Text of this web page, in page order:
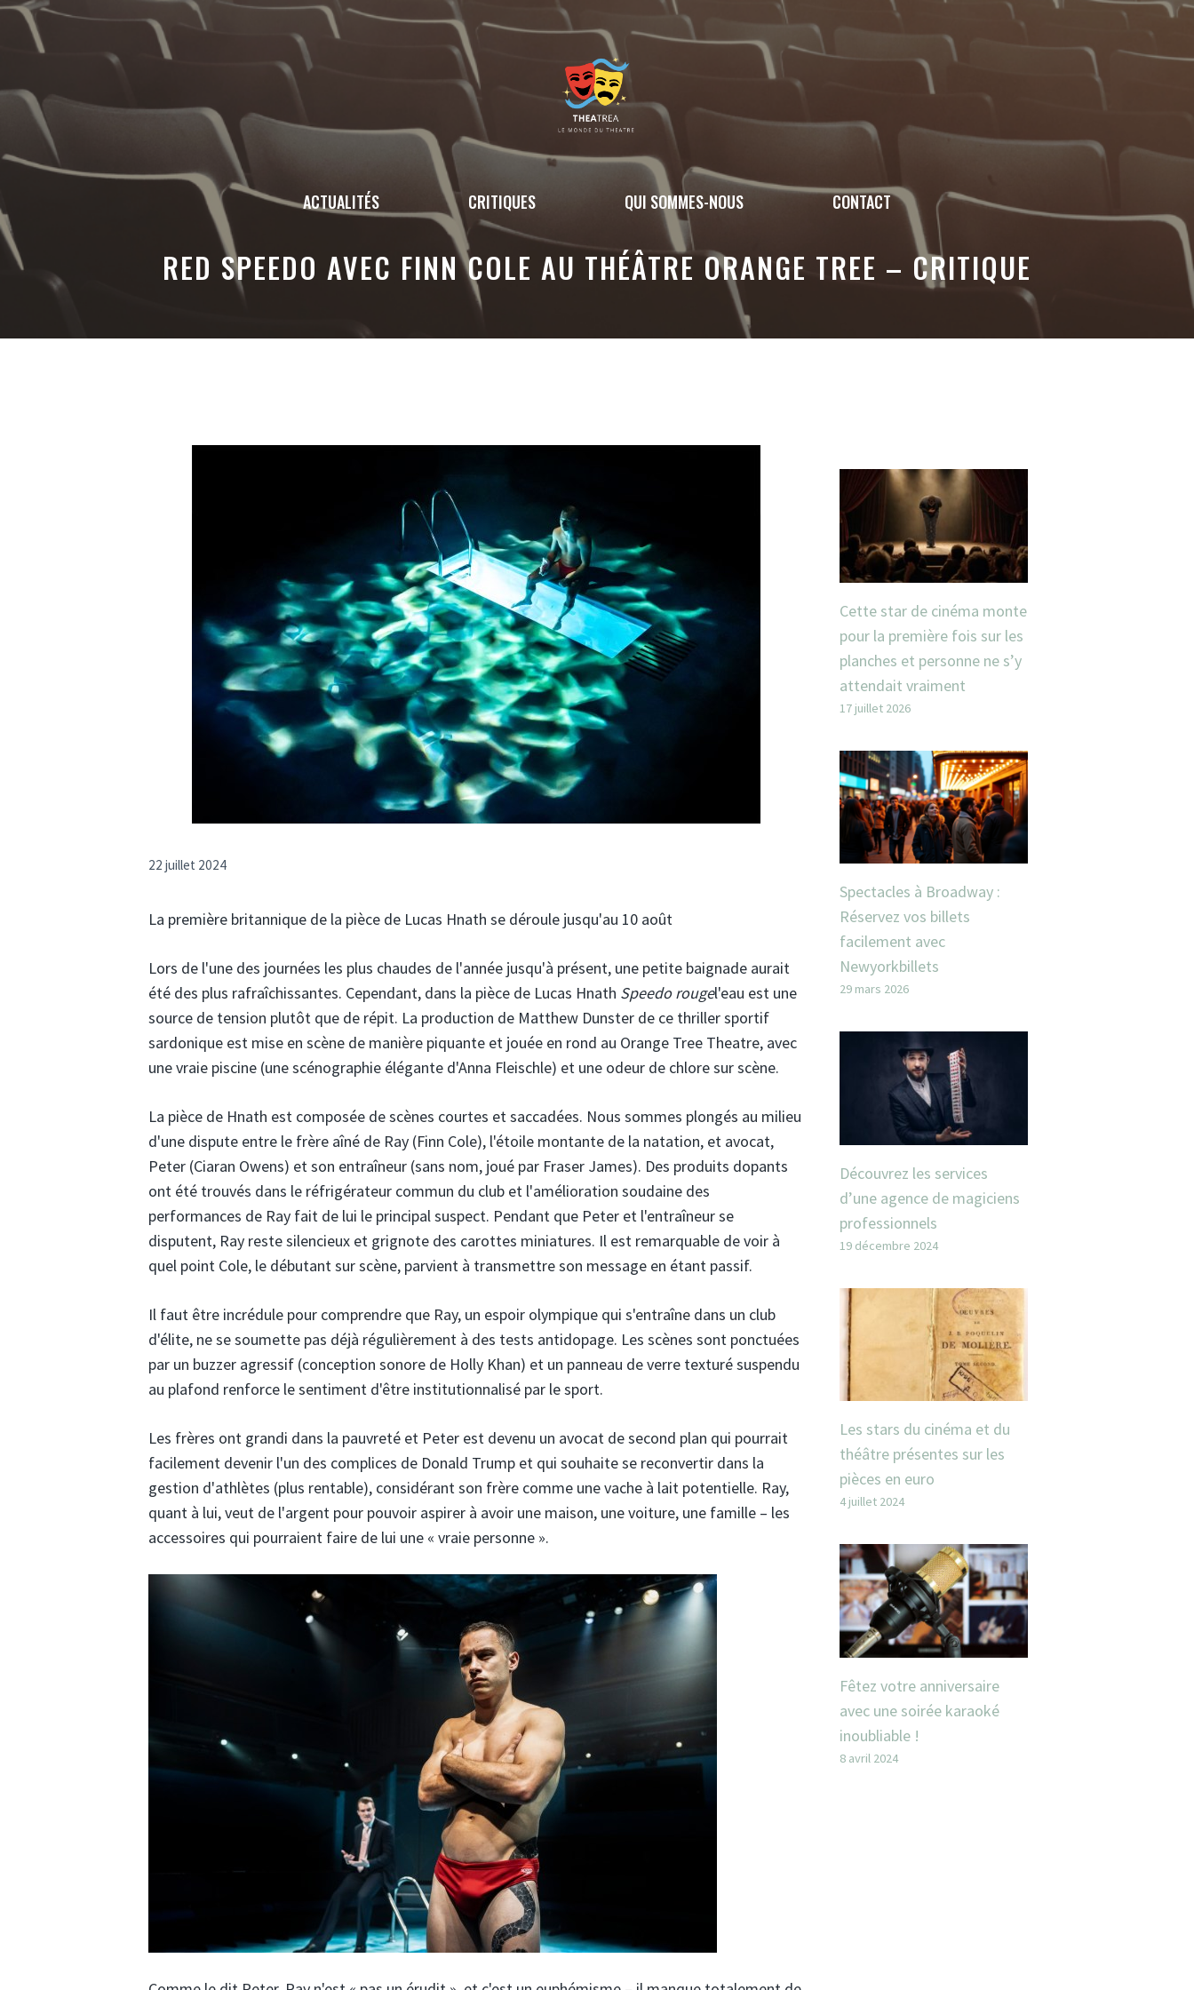
Aller
ACTUALITÉS CRITIQUES QUI SOMMES-NOUS CONTACT
RED SPEEDO AVEC FINN COLE AU THÉÂTRE ORANGE TREE – CRITIQUE
22 juillet 2024
La première britannique de la pièce de Lucas Hnath se déroule jusqu'au 10 août
Lors de l'une des journées les plus chaudes de l'année jusqu'à présent, une petite baignade aurait
été des plus rafraîchissantes. Cependant, dans la pièce de Lucas Hnath Speedo rougel'eau est une
source de tension plutôt que de répit. La production de Matthew Dunster de ce thriller sportif
sardonique est mise en scène de manière piquante et jouée en rond au Orange Tree Theatre, avec
une vraie piscine (une scénographie élégante d'Anna Fleischle) et une odeur de chlore sur scène.
La pièce de Hnath est composée de scènes courtes et saccadées. Nous sommes plongés au milieu
d'une dispute entre le frère aîné de Ray (Finn Cole), l'étoile montante de la natation, et avocat,
Peter (Ciaran Owens) et son entraîneur (sans nom, joué par Fraser James). Des produits dopants
ont été trouvés dans le réfrigérateur commun du club et l'amélioration soudaine des
performances de Ray fait de lui le principal suspect. Pendant que Peter et l'entraîneur se
disputent, Ray reste silencieux et grignote des carottes miniatures. Il est remarquable de voir à
quel point Cole, le débutant sur scène, parvient à transmettre son message en étant passif.
Il faut être incrédule pour comprendre que Ray, un espoir olympique qui s'entraîne dans un club
d'élite, ne se soumette pas déjà régulièrement à des tests antidopage. Les scènes sont ponctuées
par un buzzer agressif (conception sonore de Holly Khan) et un panneau de verre texturé suspendu
au plafond renforce le sentiment d'être institutionnalisé par le sport.
Les frères ont grandi dans la pauvreté et Peter est devenu un avocat de second plan qui pourrait
facilement devenir l'un des complices de Donald Trump et qui souhaite se reconvertir dans la
gestion d'athlètes (plus rentable), considérant son frère comme une vache à lait potentielle. Ray,
quant à lui, veut de l'argent pour pouvoir aspirer à avoir une maison, une voiture, une famille – les
accessoires qui pourraient faire de lui une « vraie personne ».
Cette star de cinéma monte
pour la première fois sur les
planches et personne ne s’y
attendait vraiment
17 juillet 2026
Spectacles à Broadway :
Réservez vos billets
facilement avec
Newyorkbillets
29 mars 2026
Découvrez les services
d’une agence de magiciens
professionnels
19 décembre 2024
Les stars du cinéma et du
théâtre présentes sur les
pièces en euro
4 juillet 2024
Fêtez votre anniversaire
avec une soirée karaoké
inoubliable !
8 avril 2024